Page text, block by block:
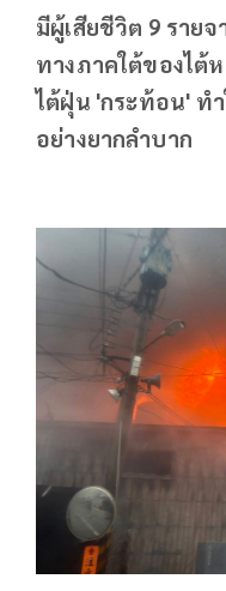
มีผู้เสียชีวิต 9 ราย
ทางภาคใต้ของไ
ไต้ฝุ่น 'กระท้อน' ท
อย่างยากลำบาก